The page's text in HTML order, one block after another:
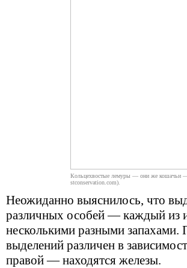
Кольцехвостые лемуры — они же кошачьи —
stconservation.com).
Неожиданно выяснилось, что
различных особей — каждый из
несколькими разными запахами.
выделений различен в
правой — находятся железы.